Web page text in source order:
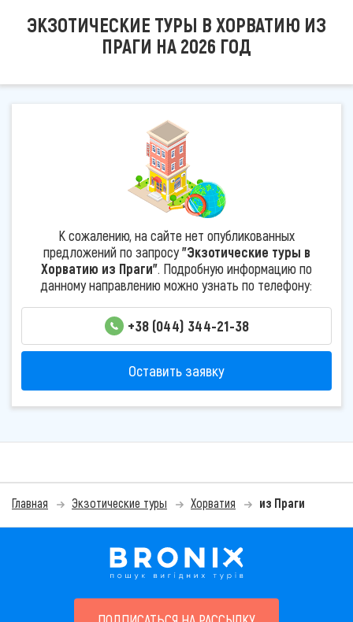
ЭКЗОТИЧЕСКИЕ ТУРЫ В ХОРВАТИЮ ИЗ
ПРАГИ НА 2026 ГОД
К сожалению, на сайте нет опубликованных
предложений по запросу"Экзотические туры в
Хорватию из Праги". Подробную информацию по
данному направлению можно узнать по телефону:
+38 (044) 344-21-38
Оставить заявку
Главная Экзотические туры Хорватия из Праги